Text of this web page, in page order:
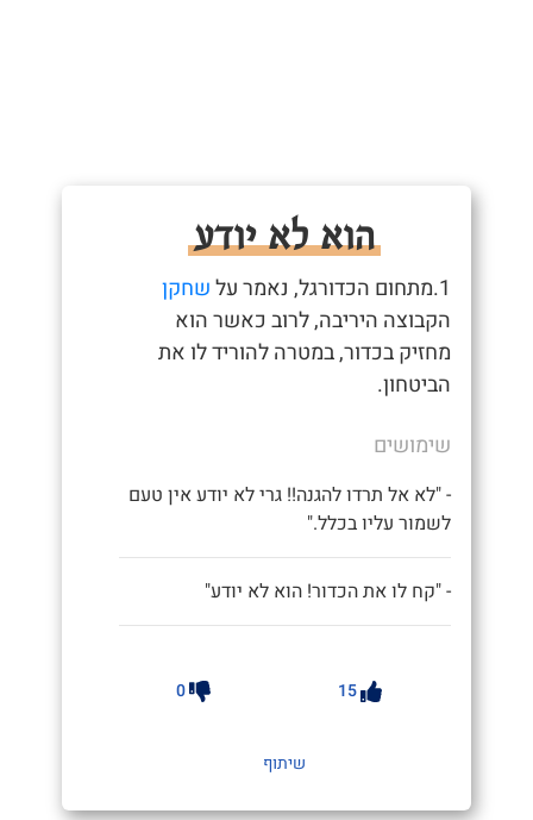
הוא לא יודע
1.מתחום הכדורגל, נאמר על
שחקן
הקבוצה היריבה, לרוב כאשר הוא
מחזיק בכדור, במטרה להוריד לו את
הביטחון.
שימושים
- "לא אל תרדו להגנה!! גרי לא יודע אין טעם
לשמור עליו בכלל."
- "קח לו את הכדור! הוא לא יודע"
15
0
שיתוף